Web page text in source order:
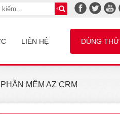
LIÊN HỆ DÙNG THỬ
MỀM AZ CRM